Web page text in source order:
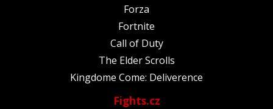
Forza
Fortnite
Call of Duty
The Elder Scrolls
Kingdome Come: Deliverence
Fights.cz